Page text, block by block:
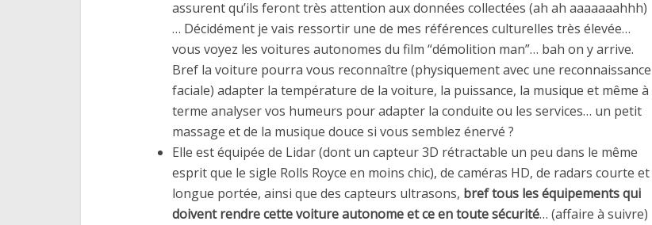
assurent qu’ils feront très attention aux données collectées (ah ah aaaaaaahhh)
… Décidément je vais ressortir une de mes références culturelles très élevée…
vous voyez les voitures autonomes du film “démolition man”… bah on y arrive.
Bref la voiture pourra vous reconnaître (physiquement avec une reconnaissance
faciale) adapter la température de la voiture, la puissance, la musique et même à
terme analyser vos humeurs pour adapter la conduite ou les services… un petit
massage et de la musique douce si vous semblez énervé ?
Elle est équipée de Lidar (dont un capteur 3D rétractable un peu dans le même
esprit que le sigle Rolls Royce en moins chic), de caméras HD, de radars courte et
longue portée, ainsi que des capteurs ultrasons, bref tous les équipements qui
doivent rendre cette voiture autonome et ce en toute sécurité… (affaire à suivre)